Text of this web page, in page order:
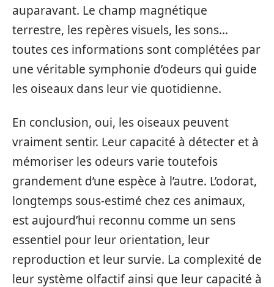
auparavant. Le champ magnétique
terrestre, les repères visuels, les sons…
toutes ces informations sont complétées par
une véritable symphonie d’odeurs qui guide
les oiseaux dans leur vie quotidienne.
En conclusion, oui, les oiseaux peuvent
vraiment sentir. Leur capacité à détecter et à
mémoriser les odeurs varie toutefois
grandement d’une espèce à l’autre. L’odorat,
longtemps sous-estimé chez ces animaux,
est aujourd’hui reconnu comme un sens
essentiel pour leur orientation, leur
reproduction et leur survie. La complexité de
leur système olfactif ainsi que leur capacité à